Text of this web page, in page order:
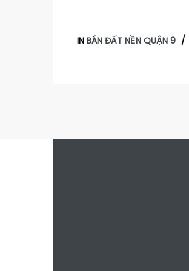
IN BÁN ĐẤT NỀN QUẬN 9